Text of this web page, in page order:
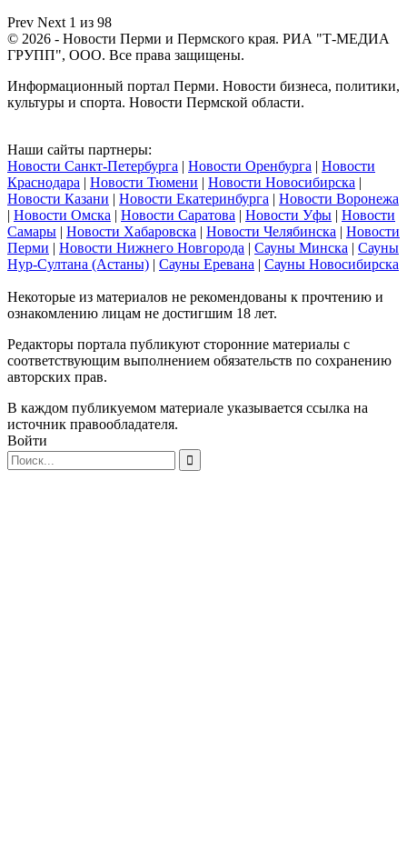
Prev Next 1 из 98
© 2026 - Новости Перми и Пермского края. РИА "Т-МЕДИА
ГРУПП", ООО. Все права защищены.
Информационный портал Перми. Новости бизнеса, политики,
культуры и спорта. Новости Пермской области.
Наши сайты партнеры:
Новости Санкт-Петербурга | Новости Оренбурга | Новости
Краснодара | Новости Тюмени | Новости Новосибирска |
Новости Казани | Новости Екатеринбурга | Новости Воронежа
| Новости Омска | Новости Саратова | Новости Уфы | Новости
Самары | Новости Хабаровска | Новости Челябинска | Новости
Перми | Новости Нижнего Новгорода | Сауны Минска | Сауны
Нур-Султана (Астаны) | Сауны Еревана | Сауны Новосибирска
Некоторые из материалов не рекомендованы к прочтению и
ознакомлению лицам не достигшим 18 лет.
Редакторы портала публикуют сторонние материалы с
соответствующим выполнением обязательств по сохранению
авторских прав.
В каждом публикуемом материале указывается ссылка на
источник правообладателя.
Войти